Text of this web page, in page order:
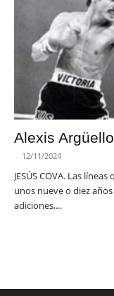
Alexis
- 12/11/2024
JESÚS COVA. Las
unos nueve o diez
adiciones,...